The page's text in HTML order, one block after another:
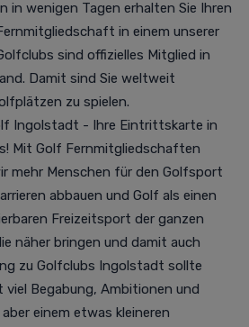
in wenigen Tagen erhalten Sie Ihren
in einem unserer
sind offizielles Mitglied in
Damit sind Sie weltweit
zu spielen.
Ingolstadt - Ihre Eintrittskarte in
Mit Golf Fernmitgliedschaften
mehr Menschen für den Golfsport
abbauen und Golf als einen
Freizeitsport der ganzen
näher bringen und damit auch
zu Golfclubs Ingolstadt sollte
Begabung, Ambitionen und
einem etwas kleineren